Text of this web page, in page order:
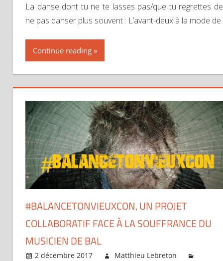
La danse dont tu ne te lasses pas/que tu regrettes de
ne pas danser plus souvent : L’avant-deux à la mode de
Continue reading
#BALANCETONVIEUXCON, UN PROJET
COLLABORATIF FACE À LA SOUFFRANCE DU
MUSICIEN DE BAL
2 décembre 2017
Matthieu Lebreton